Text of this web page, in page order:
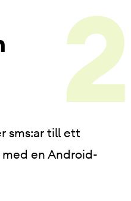
sms:ar till ett
en Android-